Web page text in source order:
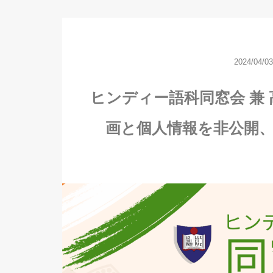
2024/04/03
ヒンディー語科同窓会 兼
画と個人情報を非公開